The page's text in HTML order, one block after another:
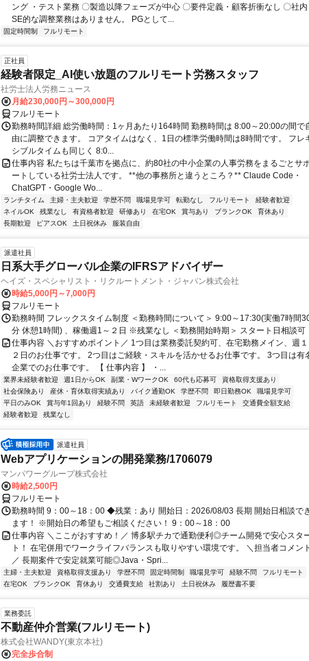
ング ・テスト業務 〇製造以降フェーズが中心 〇要件定義・顧客折衝なし 〇社内
SE的な調整業務はありません。 PGとして...
固定時間制 フルリモート
正社員
経験者限定_AI使い放題のフルリモート労務スタッフ
社労士法人労務ニュース
月給230,000円～300,000円
フルリモート
勤務時間詳細 総労働時間：1ヶ月あたり164時間 勤務時間は 8:00～20:00の間で
由に調整できます。 コアタイムはなく、1日の標準労働時間は8時間です。 フレ
シブルタイムも同じく 8:0...
仕事内容 私たちは千葉市を拠点に、約80社の中小企業の人事労務をまるごとサ
ートしている社労士法人です。 **他の事務所と違うところ？** Claude Code・
ChatGPT・Google Wo...
ランチタイム 主婦・主夫歓迎 学歴不問 職場見学可 転勤なし フルリモート
経験者歓迎
ネイルOK
残業なし 有資格者歓迎 研修あり 在宅OK 賞与あり ブランクOK
育休あり
長期歓迎
ピアスOK 土日祝休み 服装自由
派遣社員
日系大手グローバル企業のIFRSアドバイザー
ヘイズ・スペシャリスト・リクルートメント・ジャパン株式会社
時給5,000円～7,000円
フルリモート
勤務時間 フレックスタイム制度 ＜勤務時間について＞ 9:00～17:30(実働7時間
分 休憩1時間) 、稼働週1～２日 ※残業なし ＜勤務開始時期＞ スタート日相談可
仕事内容 ＼おすすめポイント／ 1つ目は業務委託契約可、在宅勤務メイン、週１
２日のお仕事です。 2つ目はご経験・スキルを活かせるお仕事です。 3つ目は有
企業でのお仕事です。 【 仕事内容 】 ・...
業界未経験者歓迎 週1日からOK 副業・WワークOK 60代も応募可
資格取得支援あり
社会保険あり
産休・育休取得実績あり バイク通勤OK 学歴不問 即日勤務OK
職場見学可
平日のみOK
賞与年1回あり 経験不問 英語 未経験者歓迎 フルリモート
交通費全額支給
経験者歓迎
残業なし
派遣社員
Webアプリケーションの開発業務/1706079
マンパワーグループ株式会社
時給2,500円
フルリモート
勤務時間 9：00～18：00 ◆残業：あり 開始日：2026/08/03 長期 開始日相談で
ます！ ※開始日の希望もご相談ください！ 9：00～18：00
仕事内容 ＼ここがおすすめ！／ 博多駅チカで通勤便利◎チーム開発で安心スタ
ト！ 在宅併用でワークライフバランスも取りやすい環境です。 ＼担当者コメント
／ 長期案件で安定就業可能◎Java・Spri...
主婦・主夫歓迎 資格取得支援あり 学歴不問 固定時間制 職場見学可 経験不問
フルリモート
在宅OK
ブランクOK 育休あり 交通費支給 社割あり 土日祝休み 履歴書不要
業務委託
不動産仲介営業(フルリモート)
株式会社WANDY(東京本社)
完全歩合制